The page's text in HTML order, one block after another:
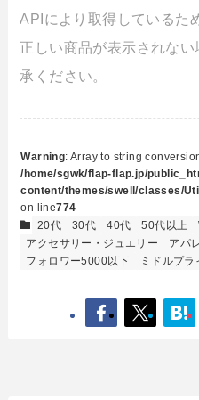
APIにより取得しているた
正しい商品が表示されな
承ください。
Warning: Array to string
/home/sgwk/flap-flap.jp/
content/themes/swell/classes/
on line774
20代
30代 40代 50代以上
アクセサリー・ジュエリー
アパ
フォロワー5000以下
ミドルプラ